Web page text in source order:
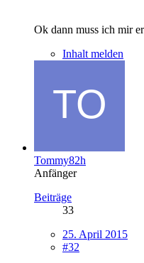
Ok dann muss ich mir
Inhalt melden
Tommy82h
Anfänger
Beiträge
33
25. April 2015
#32